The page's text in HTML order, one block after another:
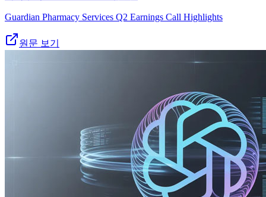
Guardian Pharmacy Services Q2 Earnings Call Highlights
원문 보기